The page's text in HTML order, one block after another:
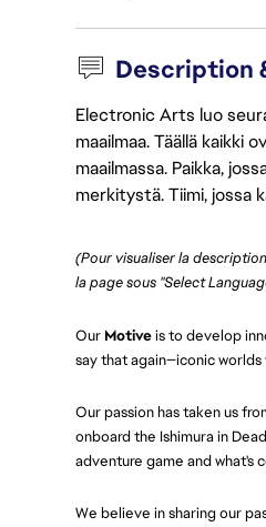
Description
Electronic Arts luo
maailmaa. Täällä kaikki
maailmassa. Paikka,
merkitystä. Tiimi, jossa
(Pour visualiser la
la page sous "Select
Our Motiveis to develop
say that again—iconic
Our passion has taken us
onboard the Ishimura in
adventure game and what's
We believe in sharing our